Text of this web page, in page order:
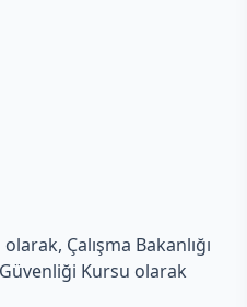
Çalışma Bakanlığı
Kursu olarak